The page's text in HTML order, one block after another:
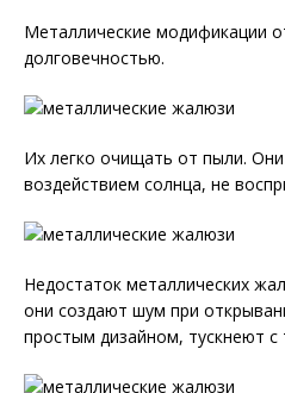
Металлические модификации
долговечностью.
Их легко очищать от пыли.
воздействием солнца, не
Недостаток металлических
они создают шум при
простым дизайном, тускнеют с